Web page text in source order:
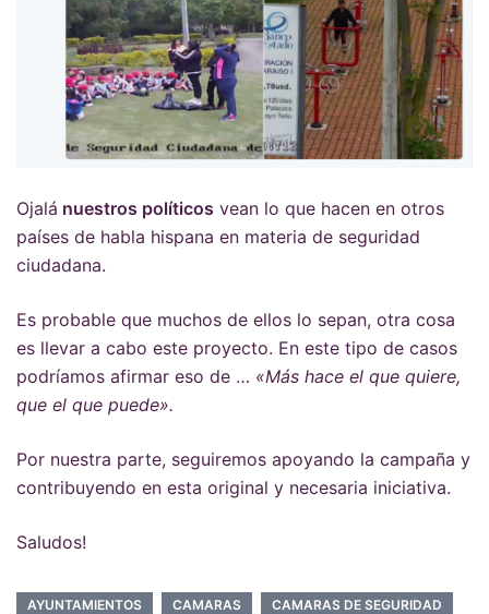
Ojalá nuestros políticos vean lo que hacen en otros
países de habla hispana en materia de seguridad
ciudadana.
Es probable que muchos de ellos lo sepan, otra cosa
es llevar a cabo este proyecto. En este tipo de casos
podríamos afirmar eso de … «Más hace el que quiere,
que el que puede».
Por nuestra parte, seguiremos apoyando la campaña y
contribuyendo en esta original y necesaria iniciativa.
Saludos!
AYUNTAMIENTOS CAMARAS
CAMARAS DE SEGURIDAD